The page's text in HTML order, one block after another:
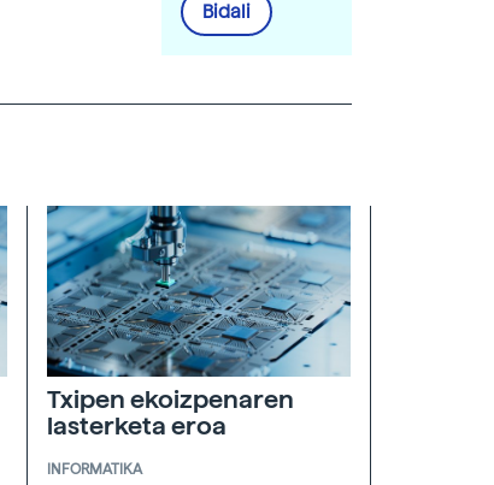
Bidali
Txipen ekoizpenaren
lasterketa eroa
INFORMATIKA